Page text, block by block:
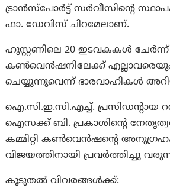
ട്രാൻസ്പോർട്ട് സർവീസിന്റെ
ഫാ. ഡേവിസ് ചിറമേലാണ്.
ഹൂസ്റ്റണിലെ 20 ഇടവകകൾ
കൺവെൻഷനിലേക്ക്
ചെയ്യുന്നുവെന്ന് ഭാരവാഹികൾ
ഐ.സി.ഇ.സി.എച്ച്. പ്രസിഡന്റായ
ഐസക്ക് ബി. പ്രകാശിന്റെ
കമ്മിറ്റി കൺവെൻഷന്റെ
വിജയത്തിനായി പ്രവർത്തിച്ചു
കൂടുതൽ വിവരങ്ങൾക്ക്: